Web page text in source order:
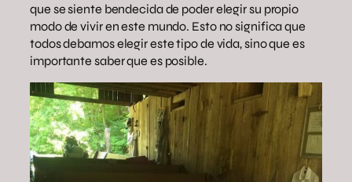
que se siente bendecida de poder elegir su propio
modo de vivir en este mundo. Esto no significa que
todos debamos elegir este tipo de vida, sino que es
importante saber que es posible.